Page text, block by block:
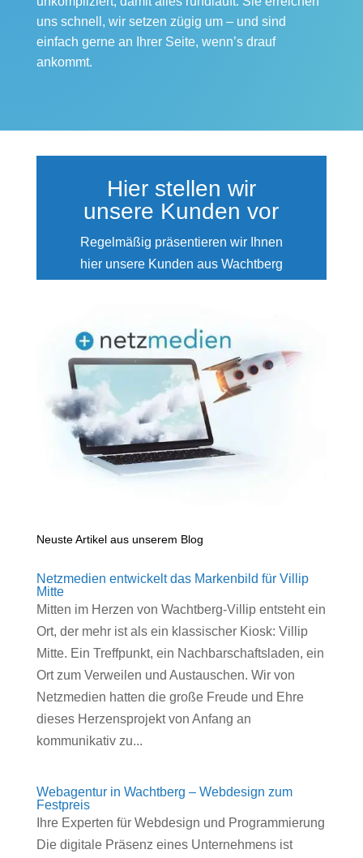
uns schnell, wir setzen zügig um – und sind
einfach gerne an Ihrer Seite, wenn’s drauf
ankommt.
Hier stellen wir
unsere Kunden vor
Regelmäßig präsentieren wir Ihnen
hier unsere Kunden aus Wachtberg
Neuste Artikel aus unserem Blog
Netzmedien entwickelt das Markenbild für Villip
Mitte
Mitten im Herzen von Wachtberg-Villip entsteht ein
Ort, der mehr ist als ein klassischer Kiosk: Villip
Mitte. Ein Treffpunkt, ein Nachbarschaftsladen, ein
Ort zum Verweilen und Austauschen. Wir von
Netzmedien hatten die große Freude und Ehre
dieses Herzensprojekt von Anfang an
kommunikativ zu...
Webagentur in Wachtberg – Webdesign zum
Festpreis
Ihre Experten für Webdesign und Programmierung
Die digitale Präsenz eines Unternehmens ist